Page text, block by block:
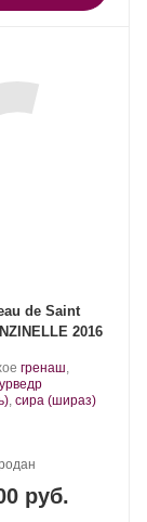
de Saint
2016
.
Сорт
винограда:
гренаш,
, сира (шираз).
руб.